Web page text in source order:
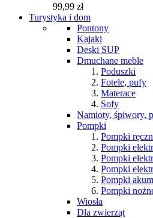
99,99 zł
Turystyka i dom
Pontony
Kajaki
Deski SUP
Dmuchane meble
Poduszki
Fotele, pufy
Materace
Sofy
Namioty, śpiwory,
Pompki
Pompki
Pompki
Pompki
Pompki
Pompki
Pompki
Wiosła
Dla zwierząt